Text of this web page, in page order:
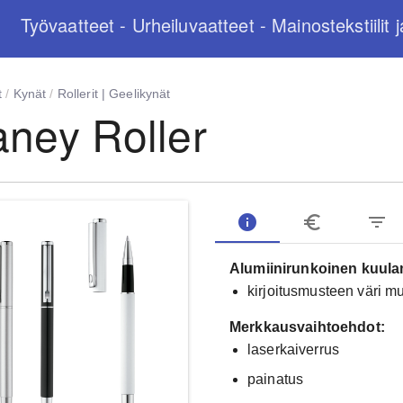
Työvaatteet - Urheiluvaatteet - Mainostekstiilit
/ Kynät / Rollerit | Geelikynät
Roller
info euro_symbol filter_list
Alumiinirunkoinen
kirjoitusmusteen väri
Merkkausvaihtoehdot:
laserkaiverrus
painatus